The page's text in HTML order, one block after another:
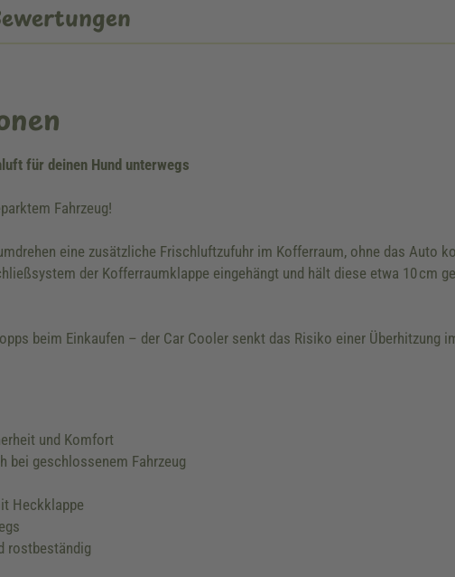
für deinen Hund unterwegs
Fahrzeug!
eine zusätzliche Frischluftzufuhr im Kofferraum, ohne das Auto
der Kofferraumklappe eingehängt und hält diese etwa 10 cm
beim Einkaufen – der Car Cooler senkt das Risiko einer Überhitzung
und Komfort
bei geschlossenem Fahrzeug
Heckklappe
rostbeständig